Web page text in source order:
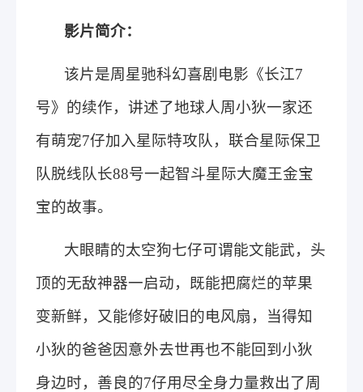
影片简介：
该片是周星驰科幻喜剧电影《长江7
号》的续作，讲述了地球人周小狄一家还
有萌宠7仔加入星际特攻队，联合星际保卫
队脱线队长88号一起智斗星际大魔王金宝
宝的故事。
大眼睛的太空狗七仔可谓能文能武，头
顶的无敌神器一启动，既能把腐烂的苹果
变新鲜，又能修好破旧的电风扇，当得知
小狄的爸爸因意外去世再也不能回到小狄
身边时，善良的7仔用尽全身力量救出了周